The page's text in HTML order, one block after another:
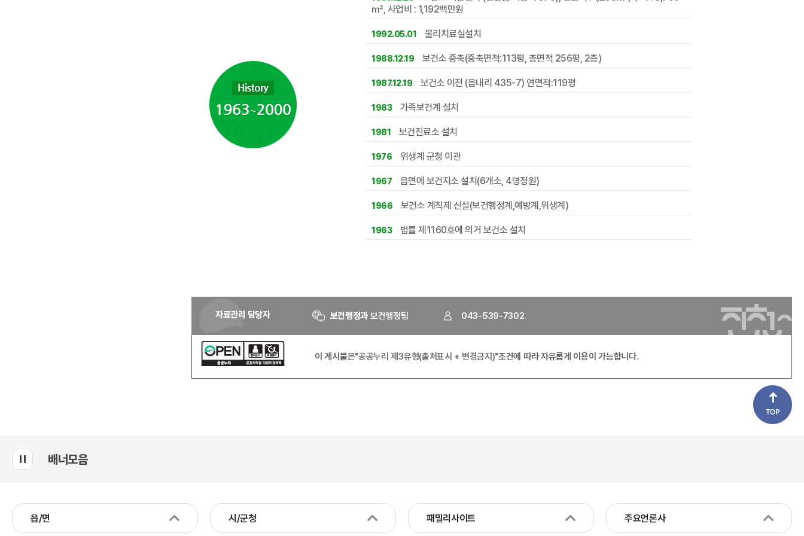
㎡, 사업비 : 1,192백만원
1992.05.01 물리치료실설치
1988.12.19 보건소 증축(증축면적:113평, 총면적 256평, 2층)
1987.12.19 보건소 이전 (읍내리 435-7) 연면적:119평
1983 가족보건계 설치
1981 보건진료소 설치
1976 위생계 군청 이관
1967 읍면에 보건지소 설치(6개소, 4명정원)
1966 보건소 계직제 신설(보건행정계,예방계,위생계)
1963 법률 제1160호에 의거 보건소 설치
자료관리 담당자 보건행정과 보건행정팀 043-539-7302
이 게시물은"공공누리 제3유형(출처표시 + 변경금지)"조건에 따라 자유롭게 이용이 가능합니다.
배너모음
읍/면 시/군청 패밀리사이트 주요언론사